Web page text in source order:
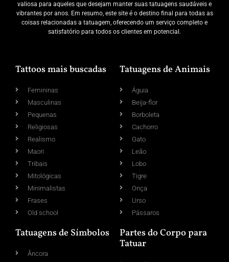
valiosa para aqueles que desejam manter suas tatuagens saudáveis e
vibrantes por anos. Em resumo, este site é o destino final para todas as
coisas relacionadas a tatuagem, oferecendo um serviço completo e
satisfatório para todos os clientes em potencial.
Tattoos mais buscadas
Femininas
Masculinas
Pequenas
Religiosas
Realismo
Maori
Tribais
Mitológicas
Minimalistas
Frases
Old school
Tatuagens de Animais
Águia
Beija-flor
Borboleta
Cachorro
Gato
Leão
Lobo
Tigre
Onça
Urso
Pássaros
Tatuagens de Símbolos
Âncora
Partes do Corpo para
Tatuar